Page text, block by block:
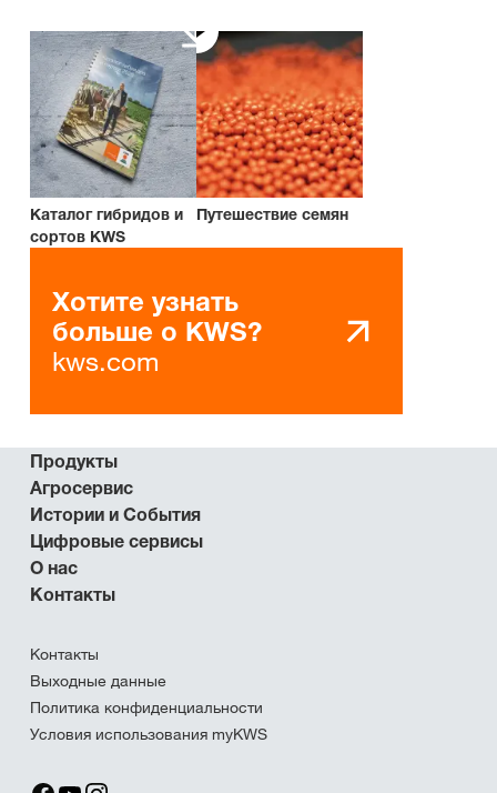
Каталог гибридов и
сортов KWS
Путешествие семян
Хотите узнать
больше о KWS?
kws.com
Продукты
Агросервис
Истории и События
Цифровые сервисы
О нас
Контакты
Контакты
Выходные данные
Политика конфиденциальности
Условия использования myKWS